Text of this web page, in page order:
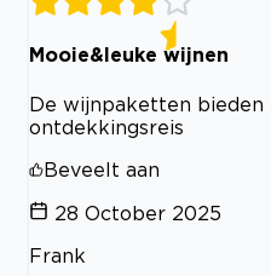
Mooie&leuke wijnen
De wijnpaketten bieden
ontdekkingsreis
Beveelt aan
28 October 2025
Frank